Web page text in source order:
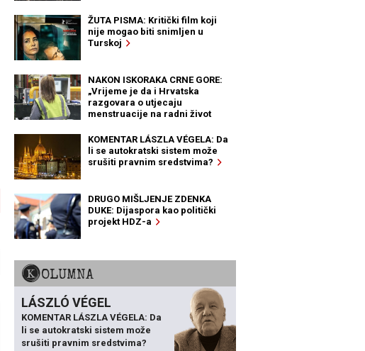
ŽUTA PISMA: Kritički film koji
nije mogao biti snimljen u
Turskoj
NAKON ISKORAKA CRNE GORE:
„Vrijeme je da i Hrvatska
razgovara o utjecaju
menstruacije na radni život
KOMENTAR LÁSZLA VÉGELA: Da
li se autokratski sistem može
srušiti pravnim sredstvima?
DRUGO MIŠLJENJE ZDENKA
DUKE: Dijaspora kao politički
projekt HDZ-a
KOLUMNA
LÁSZLÓ VÉGEL
KOMENTAR LÁSZLA VÉGELA: Da
li se autokratski sistem može
srušiti pravnim sredstvima?